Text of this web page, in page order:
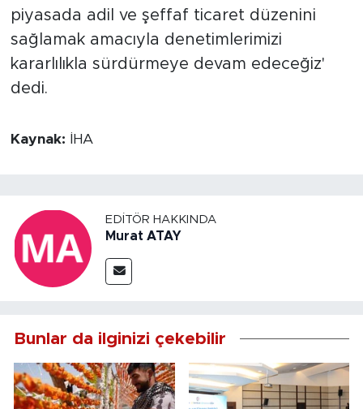
piyasada adil ve şeffaf ticaret düzenini
sağlamak amacıyla denetimlerimizi
kararlılıkla sürdürmeye devam edeceğiz'
dedi.
Kaynak: İHA
EDITÖR HAKKINDA
Murat ATAY
Bunlar da ilginizi çekebilir